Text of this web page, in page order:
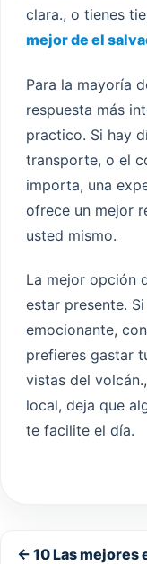
clara., o tienes
mejor de el
Para la mayoría
respuesta más
practico. Si hay
transporte, o el
importa, una
ofrece un mejor
usted mismo.
La mejor opción
estar presente.
emocionante,
prefieres gastar
vistas del
local, deja que
te facilite el día.
← 10 Las mejores